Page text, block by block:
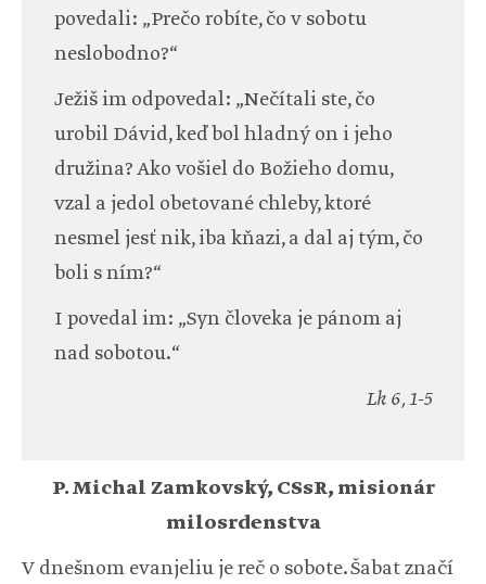
povedali: „Prečo robíte, čo v sobotu
neslobodno?“
Ježiš im odpovedal: „Nečítali ste, čo
urobil Dávid, keď bol hladný on i jeho
družina? Ako vošiel do Božieho domu,
vzal a jedol obetované chleby, ktoré
nesmel jesť nik, iba kňazi, a dal aj tým, čo
boli s ním?“
I povedal im: „Syn človeka je pánom aj
nad sobotou.“
Lk 6, 1-5
P. Michal Zamkovský, CSsR, misionár
milosrdenstva
V dnešnom evanjeliu je reč o sobote. Šabat značí